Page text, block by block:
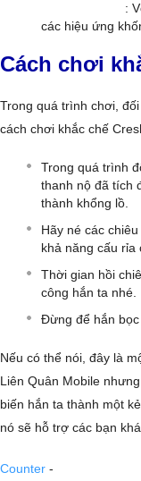
:
các hiệu ứng
Cách chơi
Trong quá trình chơi,
cách chơi khắc chế
Trong quá trình
thanh nộ đã tích
thành khổng lồ.
Hãy né các
khả năng cấu rỉa
Thời gian hồi
công hắn ta nhé.
Đừng để hắn
Nếu có thể nói, đây là
Liên Quân Mobile
biến hắn ta thành một
nó sẽ hỗ trợ các bạn
Counter -